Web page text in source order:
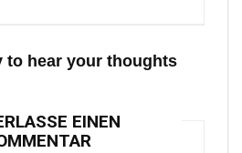
to hear your thoughts
EINEN